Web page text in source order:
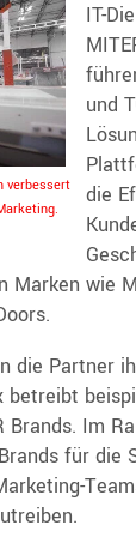
verbessert
IT-
und
die
wie
die Partner
Brands. Im
für die